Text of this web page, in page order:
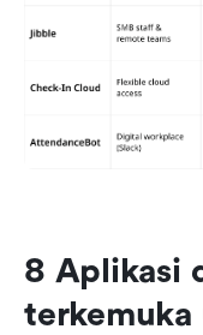
8 Aplikasi
terkemuka